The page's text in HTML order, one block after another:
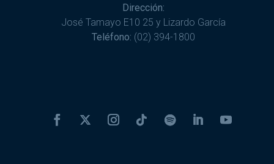
Dirección:
José Tamayo E10 25 y Lizardo García
Teléfono: (02) 394-1800